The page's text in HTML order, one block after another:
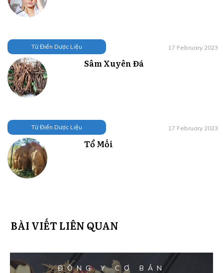
Từ Điển Dược Liệu 17 February 2023
Sâm Xuyên Đá
Từ Điển Dược Liệu 17 February 2023
Tổ Mối
BÀI VIẾT LIÊN QUAN
ĐÔNG Y CƠ BẢN